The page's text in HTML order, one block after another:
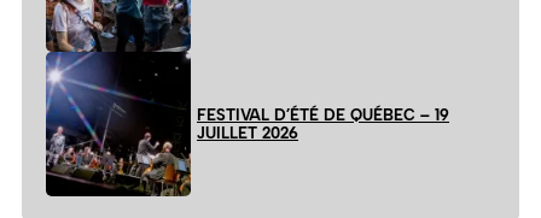
FESTIVAL D’ÉTÉ DE QUÉBEC – 19
JUILLET 2026